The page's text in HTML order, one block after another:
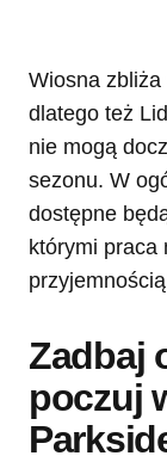
Wiosna
dlatego też
nie mogą
sezonu. W
dostępne
którymi praca
Zadbaj
poczuj